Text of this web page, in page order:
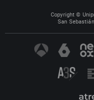
Copyright ©
San